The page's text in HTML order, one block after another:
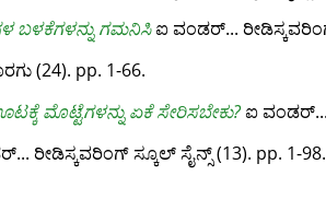
ಬಳಕೆಗಳನ್ನು ಗಮನಿಸಿಐ ವಂಡರ್...‌
(24). pp. 1-66.
ಮೊಟ್ಟೆಗಳನ್ನು ಏಕೆ ಸೇರಿಸಬೇಕು?ಐ ವಂಡರ್...‌
ರೀಡಿಸ್ಕವರಿಂಗ್‌ ಸ್ಕೂಲ್‌ ಸೈನ್ಸ್‌ (13). pp. 1-98.